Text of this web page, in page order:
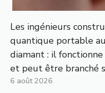
Les ingénieurs
quantique portable
diamant : il
et peut être branché
6 août 2026